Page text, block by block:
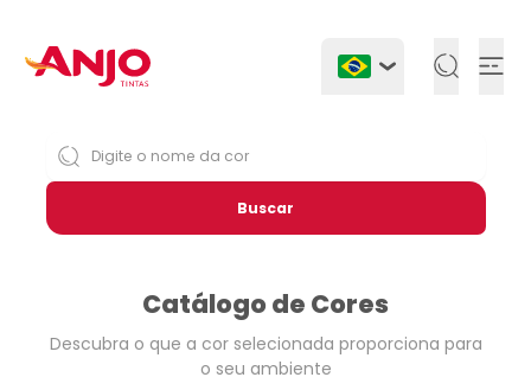
Buscar
Catálogo de Cores
Descubra o que a cor selecionada proporciona para
o seu ambiente